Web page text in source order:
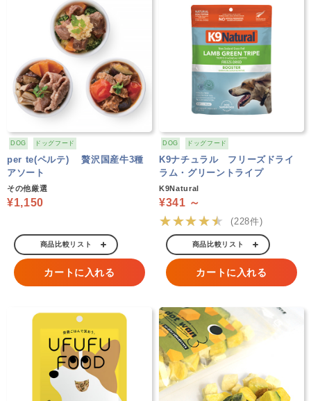
DOG ドッグフード
per te(ペルテ) 贅沢国産牛3種
アソート
その他厳選
¥1,150
商品比較リスト
カートに入れる
DOG ドッグフード
K9ナチュラル フリーズドライ
ラム・グリーントライプ
K9Natural
¥341 ～
★★★★★ (228件)
商品比較リスト
カートに入れる